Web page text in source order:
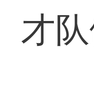
才